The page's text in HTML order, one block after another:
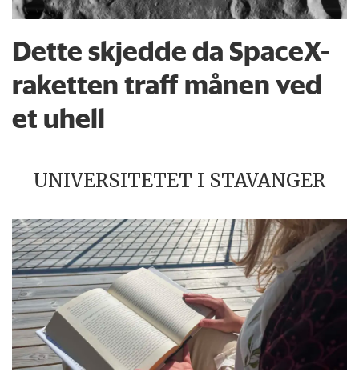
Dette skjedde da SpaceX-
raketten traff månen ved
et uhell
UNIVERSITETET I STAVANGER